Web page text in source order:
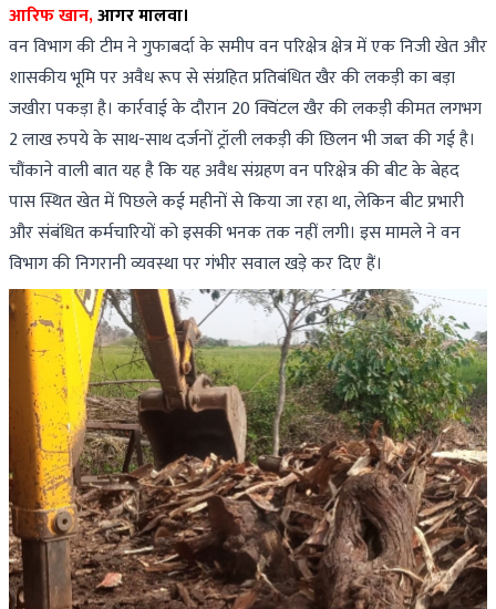
आरिफ खान,आगर मालवा।
वन विभाग की टीम ने गुफाबर्दा के समीप वन परिक्षेत्र क्षेत्र में एक निजी खेत और
शासकीय भूमि पर अवैध रूप से संग्रहित प्रतिबंधित खैर की लकड़ी का बड़ा
जखीरा पकड़ा है। कार्रवाई के दौरान 20 क्विंटल खैर की लकड़ी कीमत लगभग
2 लाख रुपये के साथ-साथ दर्जनों ट्रॉली लकड़ी की छिलन भी जब्त की गई है।
चौंकाने वाली बात यह है कि यह अवैध संग्रहण वन परिक्षेत्र की बीट के बेहद
पास स्थित खेत में पिछले कई महीनों से किया जा रहा था, लेकिन बीट प्रभारी
और संबंधित कर्मचारियों को इसकी भनक तक नहीं लगी। इस मामले ने वन
विभाग की निगरानी व्यवस्था पर गंभीर सवाल खड़े कर दिए हैं।